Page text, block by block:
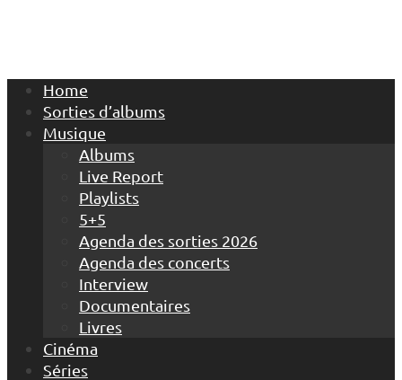
Home
Sorties d’albums
Musique
Albums
Live Report
Playlists
5+5
Agenda des sorties 2026
Agenda des concerts
Interview
Documentaires
Livres
Cinéma
Séries